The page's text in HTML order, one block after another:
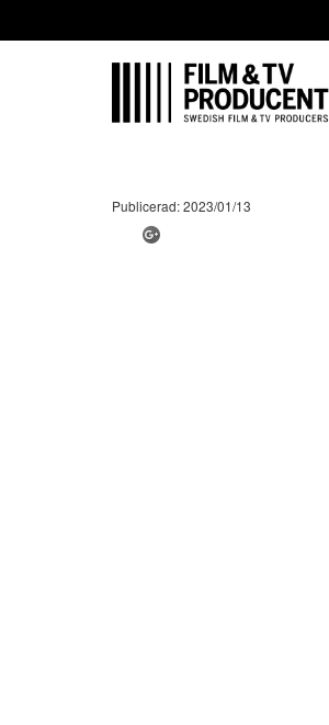
Publicerad: 2023/01/13